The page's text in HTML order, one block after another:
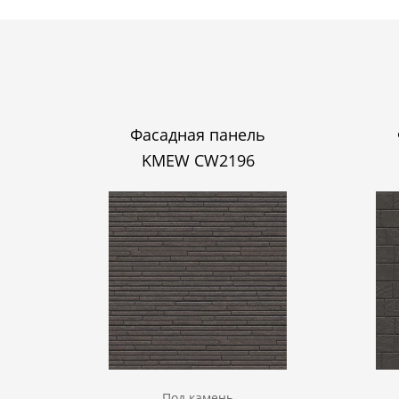
Фасадная панель
KMEW CW2196